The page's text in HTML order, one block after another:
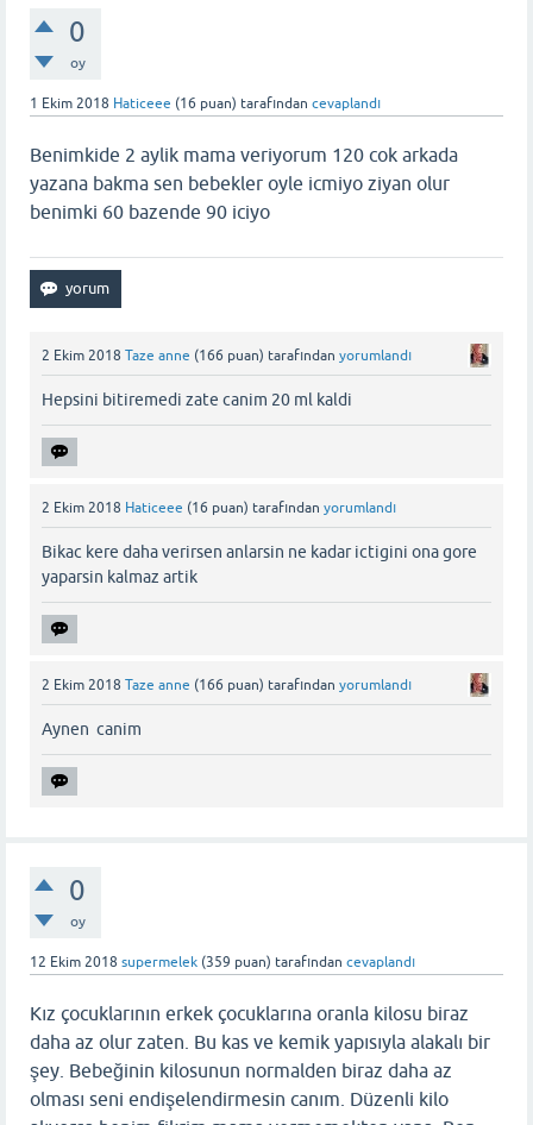
0
oy
1 Ekim 2018 Haticeee (16 puan) tarafından cevaplandı
Benimkide 2 aylik mama veriyorum 120 cok arkada
yazana bakma sen bebekler oyle icmiyo ziyan olur
benimki 60 bazende 90 iciyo
2 Ekim 2018 Taze anne (166 puan) tarafından yorumlandı
Hepsini bitiremedi zate canim 20 ml kaldi
2 Ekim 2018 Haticeee (16 puan) tarafından yorumlandı
Bikac kere daha verirsen anlarsin ne kadar ictigini ona gore
yaparsin kalmaz artik
2 Ekim 2018 Taze anne (166 puan) tarafından yorumlandı
Aynen canim
0
oy
12 Ekim 2018 supermelek (359 puan) tarafından cevaplandı
Kız çocuklarının erkek çocuklarına oranla kilosu biraz
daha az olur zaten. Bu kas ve kemik yapısıyla alakalı bir
şey. Bebeğinin kilosunun normalden biraz daha az
olması seni endişelendirmesin canım. Düzenli kilo